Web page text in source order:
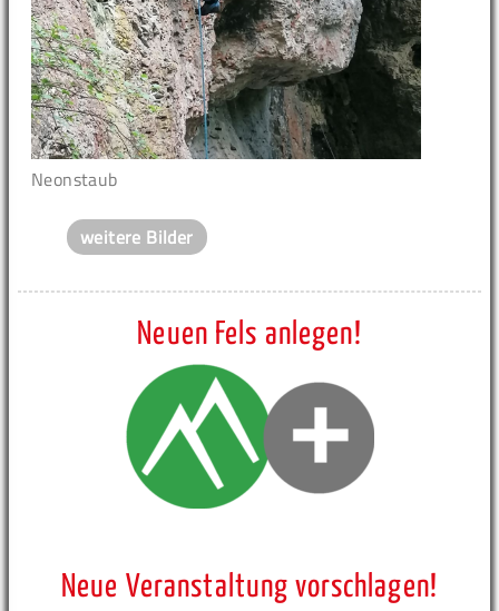
Neonstaub
weitere Bilder
Neuen Fels anlegen!
Neue Veranstaltung vorschlagen!